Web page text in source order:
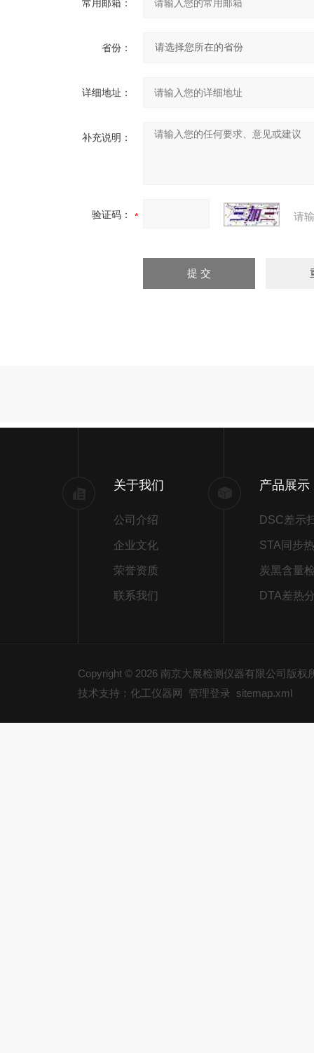
常用邮箱：
省份：
详细地址：
补充说明：
验证码： 请
关于我们
公司介绍
企业文化
荣誉资质
联系我们
产品展示
炭黑含量
DTA差热
Copyright © 2026 南京大展检测仪器有限公司版权
技术支持：化工仪器网
管理登录 sitemap.xml